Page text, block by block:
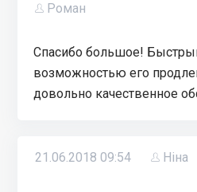
Роман
Спасибо большое!
возможностью его
довольно качественное
21.06.2018 09:54 Ніна